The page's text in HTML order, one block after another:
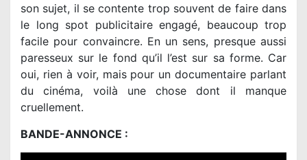
son sujet, il se contente trop souvent de faire dans
le long spot publicitaire engagé, beaucoup trop
facile pour convaincre. En un sens, presque aussi
paresseux sur le fond qu’il l’est sur sa forme. Car
oui, rien à voir, mais pour un documentaire parlant
du cinéma, voilà une chose dont il manque
cruellement.
BANDE-ANNONCE :